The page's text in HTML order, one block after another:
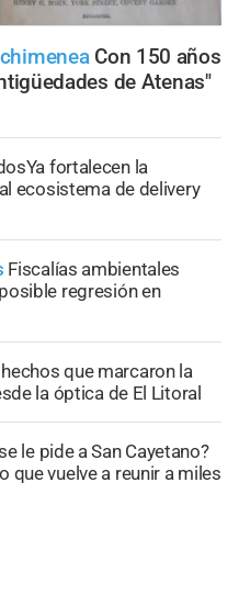
Con 150 años
de Atenas"
fortalecen la
ecosistema de delivery
Fiscalías ambientales
regresión en
que marcaron la
la óptica de El Litoral
le pide a San Cayetano?
que vuelve a reunir a miles